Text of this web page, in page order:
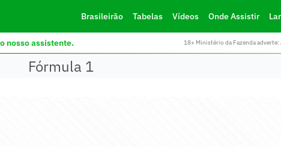
Brasileirão Tabelas Vídeos Onde Assistir
nosso assistente. 18+ Ministério da Fazenda
Fórmula 1